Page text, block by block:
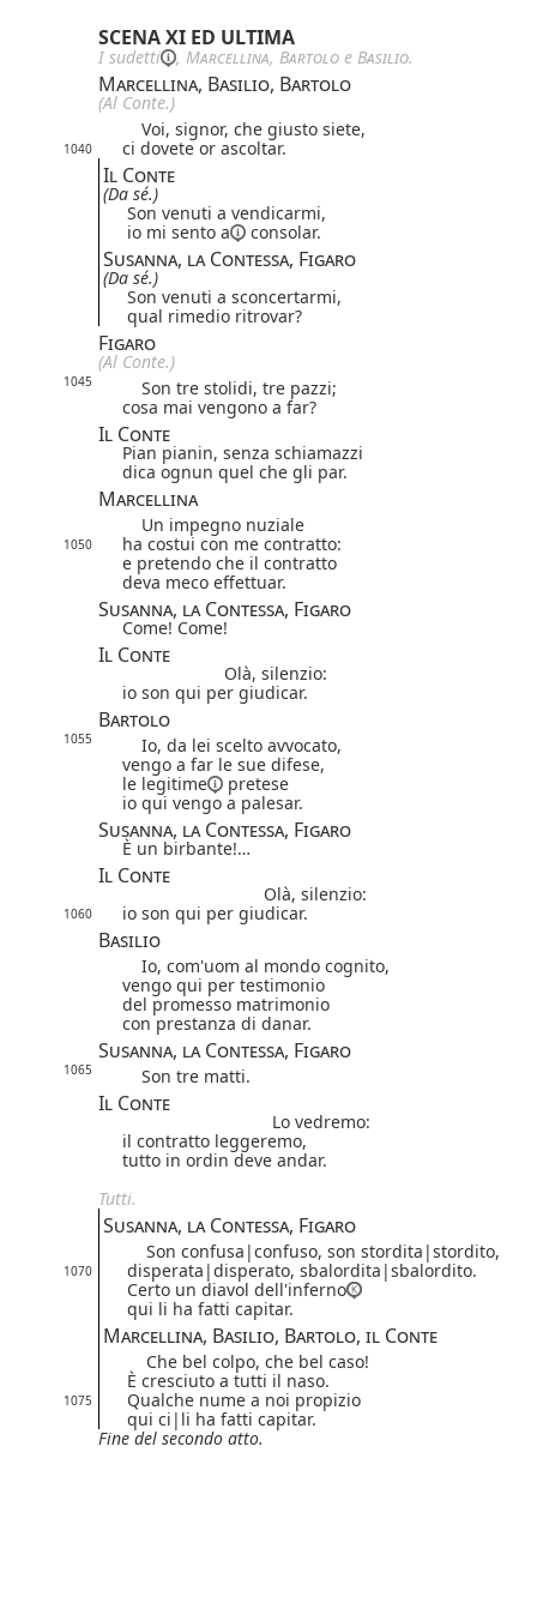
SCENA XI ED ULTIMA
I sudetti , Marcellina, Bartolo e Basilio.
Marcellina, Basilio, Bartolo
(Al Conte.)
Voi, signor, che giusto siete,
1040 ci dovete or ascoltar.
Il Conte
(Da sé.)
Son venuti a vendicarmi,
io mi sento a consolar.
Susanna, la Contessa, Figaro
(Da sé.)
Son venuti a sconcertarmi,
qual rimedio ritrovar?
Figaro
(Al Conte.)
1045
Son tre stolidi, tre pazzi;
cosa mai vengono a far?
Il Conte
Pian pianin, senza schiamazzi
dica ognun quel che gli par.
Marcellina
Un impegno nuziale
1050
ha costui con me contratto:
e pretendo che il contratto
deva meco effettuar.
Susanna, la Contessa, Figaro
Come! Come!
Il Conte
Olà, silenzio:
io son qui per giudicar.
Bartolo
1055
Io, da lei scelto avvocato,
vengo a far le sue difese,
le legitime
pretese
io qui vengo a palesar.
Susanna, la Contessa, Figaro
È un birbante!…
Il Conte
Olà, silenzio:
1060 io son qui per giudicar.
Basilio
Io, com'uom al mondo cognito,
vengo qui per testimonio
del promesso matrimonio
con prestanza di danar.
Susanna, la Contessa, Figaro
1065 Son tre matti.
Il Conte
Lo vedremo:
il contratto leggeremo,
tutto in ordin deve andar.
Tutti.
Susanna, la Contessa, Figaro
Son confusa|confuso, son stordita|stordito,
1070 disperata|disperato, sbalordita|sbalordito.
Certo un diavol dell'inferno
qui li ha fatti capitar.
Marcellina, Basilio, Bartolo, il Conte
Che bel colpo, che bel caso!
È cresciuto a tutti il naso.
1075
Qualche nume a noi propizio
qui ci| li ha fatti capitar.
Fine del secondo atto.